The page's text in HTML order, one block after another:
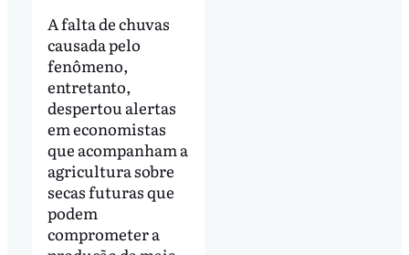
A falta de chuvas
causada pelo
fenômeno,
entretanto,
despertou alertas
em economistas
que acompanham a
agricultura sobre
secas futuras que
podem
comprometer a